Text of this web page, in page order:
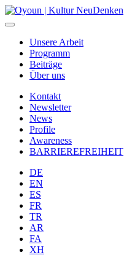
Unsere Arbeit
Programm
Beiträge
Über uns
Kontakt
Newsletter
News
Profile
Awareness
BARRIEREFREIHEIT
DE
EN
ES
FR
TR
AR
FA
XH